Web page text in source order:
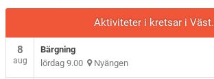
Aktiviteter i kretsar i Väst.
8
aug
Bärgning
lördag 9.00 Nyängen